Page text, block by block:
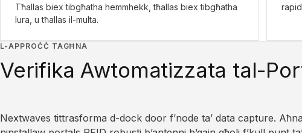
Tħallas biex tibgħatha hemmhekk, tħallas biex tibgħatha
lura, u tħallas il-multa.
L-APPROĊĊ TAGĦNA
Verifika Awtomatizzata tal-
Nextwaves tittrasforma d-dock door f’node ta’ data capture. Aħna